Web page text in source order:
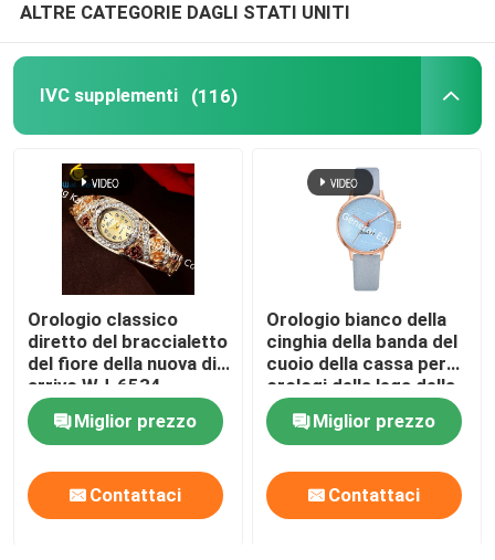
Supplementi del sistema nervoso
supplementi della salute delle donne
Supplemento della vitamina E
Supplementi della gestione del peso
ALTRE CATEGORIE DAGLI STATI UNITI
IVC supplementi (116)
Orologio classico
diretto del braccialetto
del fiore della nuova di
arrivo WJ-6534
fabbrica unica di
progettazione
Miglior prezzo
Contattaci
Orologio bianco della
cinghia della banda del
cuoio della cassa per
orologi della lega della
donna di modo del
regalo di buona qualità
WJ-8453
Miglior prezzo
Contattaci